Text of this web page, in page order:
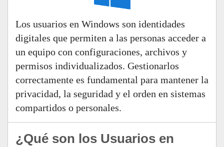
Los usuarios en Windows son identidades
digitales que permiten a las personas acceder a
un equipo con configuraciones, archivos y
permisos individualizados. Gestionarlos
correctamente es fundamental para mantener la
privacidad, la seguridad y el orden en sistemas
compartidos o personales.
¿Qué son los Usuarios en